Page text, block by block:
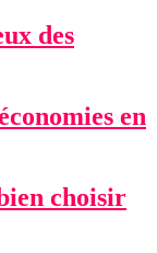
des
en
choisir